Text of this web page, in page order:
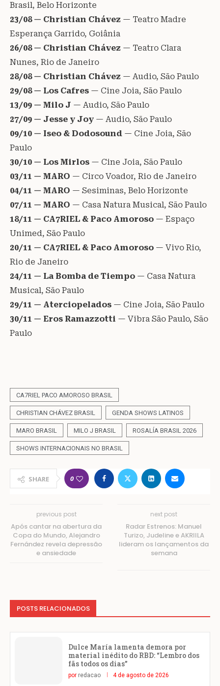
Brasil, Belo Horizonte
23/08 — Christian Chávez — Teatro Madre
Esperança Garrido, Goiânia
26/08 — Christian Chávez — Teatro Clara
Nunes, Rio de Janeiro
28/08 — Christian Chávez — Audio, São Paulo
29/08 — Los Cafres — Cine Joia, São Paulo
13/09 — Milo J — Audio, São Paulo
27/09 — Jesse y Joy — Audio, São Paulo
09/10 — Iseo & Dodosound — Cine Joia, São
Paulo
30/10 — Los Mirlos — Cine Joia, São Paulo
03/11 — MARO — Circo Voador, Rio de Janeiro
04/11 — MARO — Sesiminas, Belo Horizonte
07/11 — MARO — Casa Natura Musical, São Paulo
18/11 — CA7RIEL & Paco Amoroso — Espaço
Unimed, São Paulo
20/11 — CA7RIEL & Paco Amoroso — Vivo Rio,
Rio de Janeiro
24/11 — La Bomba de Tiempo — Casa Natura
Musical, São Paulo
29/11 — Aterciopelados — Cine Joia, São Paulo
30/11 — Eros Ramazzotti — Vibra São Paulo, São
Paulo
CA7RIEL PACO AMOROSO BRASIL
CHRISTIAN CHÁVEZ BRASIL GENDA SHOWS LATINOS
MARO BRASIL MILO J BRASIL ROSALÍA BRASIL 2026
SHOWS INTERNACIONAIS NO BRASIL
SHARE 0
previous post
Após cantar na abertura da
Copa do Mundo, Alejandro
Fernández revela depressão
e ansiedade
next post
Radar Estrenos: Manuel
Turizo, Judeline e AKRIILA
lideram os lançamentos da
semana
POSTS RELACIONADOS
Dulce María lamenta demora por
material inédito do RBD: “Lembro dos
fãs todos os dias”
por redacao 4 de agosto de 2026